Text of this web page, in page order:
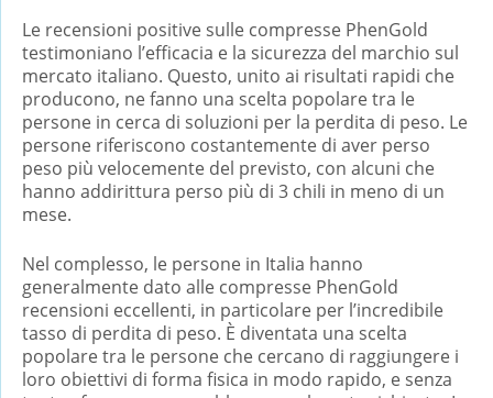
Le recensioni positive sulle compresse PhenGold
testimoniano l’efficacia e la sicurezza del marchio sul
mercato italiano. Questo, unito ai risultati rapidi che
producono, ne fanno una scelta popolare tra le
persone in cerca di soluzioni per la perdita di peso. Le
persone riferiscono costantemente di aver perso
peso più velocemente del previsto, con alcuni che
hanno addirittura perso più di 3 chili in meno di un
mese.
Nel complesso, le persone in Italia hanno
generalmente dato alle compresse PhenGold
recensioni eccellenti, in particolare per l’incredibile
tasso di perdita di peso. È diventata una scelta
popolare tra le persone che cercano di raggiungere i
loro obiettivi di forma fisica in modo rapido, e senza